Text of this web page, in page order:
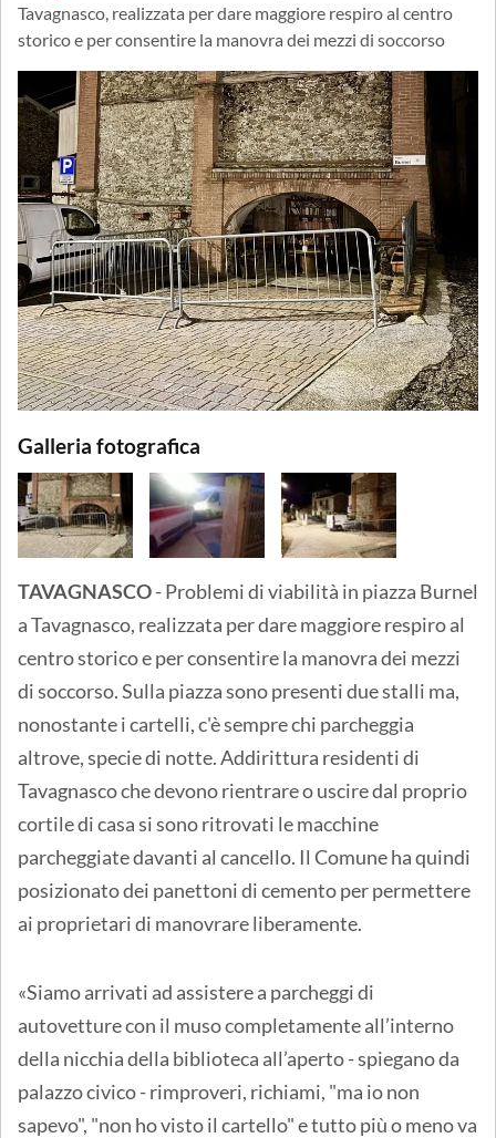
Tavagnasco, realizzata per dare maggiore respiro al centro
storico e per consentire la manovra dei mezzi di soccorso
Galleria fotografica
TAVAGNASCO- Problemi di viabilità in piazza Burnel
a Tavagnasco, realizzata per dare maggiore respiro al
centro storico e per consentire la manovra dei mezzi
di soccorso. Sulla piazza sono presenti due stalli ma,
nonostante i cartelli, c'è sempre chi parcheggia
altrove, specie di notte. Addirittura residenti di
Tavagnasco che devono rientrare o uscire dal proprio
cortile di casa si sono ritrovati le macchine
parcheggiate davanti al cancello. Il Comune ha quindi
posizionato dei panettoni di cemento per permettere
ai proprietari di manovrare liberamente.
«Siamo arrivati ad assistere a parcheggi di
autovetture con il muso completamente all’interno
della nicchia della biblioteca all’aperto - spiegano da
palazzo civico - rimproveri, richiami, "ma io non
sapevo", "non ho visto il cartello" e tutto più o meno va